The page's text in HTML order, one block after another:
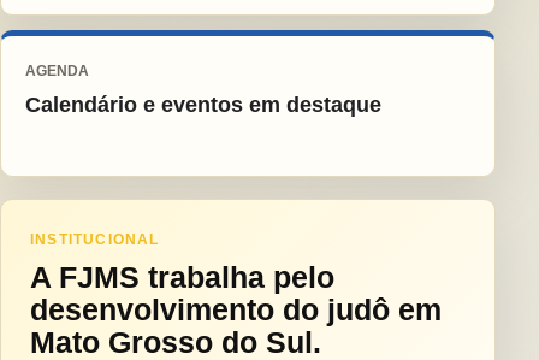
AGENDA
Calendário e eventos em destaque
INSTITUCIONAL
A FJMS trabalha pelo
desenvolvimento do judô em
Mato Grosso do Sul.